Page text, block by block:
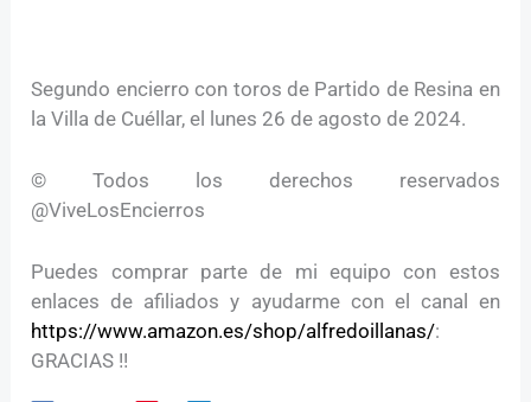
Segundo encierro con toros de Partido de Resina en
la Villa de Cuéllar, el lunes 26 de agosto de 2024.
© Todos los derechos reservados
@ViveLosEncierros
Puedes comprar parte de mi equipo con estos
enlaces de afiliados y ayudarme con el canal en
https://www.amazon.es/shop/alfredoillanas/:
GRACIAS !!